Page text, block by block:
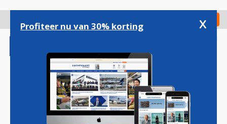
gaan
Check in
Magazine Podcasts Vacatures
Profiteer nu van 30% korting x